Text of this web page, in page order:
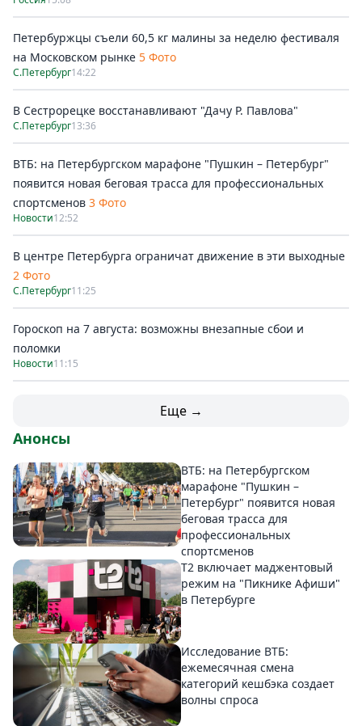
Петербуржцы съели 60,5 кг малины за неделю фестиваля
на Московском рынке 5 Фото
С.Петербург14:22
В Сестрорецке восстанавливают "Дачу Р. Павлова"
С.Петербург13:36
ВТБ: на Петербургском марафоне "Пушкин – Петербург"
появится новая беговая трасса для профессиональных
спортсменов 3 Фото
Новости12:52
В центре Петербурга ограничат движение в эти выходные
2 Фото
С.Петербург11:25
Гороскоп на 7 августа: возможны внезапные сбои и
поломки
Новости11:15
Еще →
Анонсы
ВТБ: на Петербургском
марафоне "Пушкин –
Петербург" появится новая
беговая трасса для
профессиональных
спортсменов
Т2 включает маджентовый
режим на "Пикнике Афиши"
в Петербурге
Исследование ВТБ:
ежемесячная смена
категорий кешбэка создает
волны спроса